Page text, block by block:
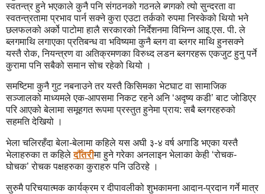
स्वतन्त्र हुने भएकाले कुनै पनि संगठनको गठनले ब्गगको त्यो सुन्दरता वा
स्वतन्त्रतामा प्रभाव पार्न सक्ने कुरा एउटा तर्कको रुपमा निस्केको थियो भने
छलफलको अर्को पाटोमा हालै सरकारको निर्देशनमा विभिन्न आइ.एस. पी. ले
ब्लगमाथि लगाएका प्रतिबन्ध वा भविष्यमा कुनै ब्लग वा ब्लगर माथि हुनसक्ने
यस्तै रोक, नियन्त्रण वा अतिक्रमणका विरुध्द लडन ब्लगरहरू एकजुट हुनु पर्ने
कुरामा पनि सबैको समान सोच रहेको थियो ।
समष्टिमा कुनै गुट नबनाउने तर यस्तै किसिमका भेटघाट वा सामाजिक
सञ्जालको माध्यमले एक-आपसमा निकट रहने अनि ‘अदृष्य कडी’ बाट जोडिएर
परि आएको बेलामा समूहगत रूपमा प्रस्तुत हुनेमा प्राय: सबै ब्लगरहरुको
सहमति देखियो ।
भेला चलिरहँदा बेला-बेलामा कहिले यस अघी ३-४ वर्ष अगाडि भएका यस्तै
भेलाहरुका त कहिलेदौँतरीमा हुने गरेका अनलाइन भेलाका केही ‘रोचक-
घोचक’ रोचक पक्षहरुका कुराहरु पनि उठिरहे ।
सुरुमै परिचयात्मक कार्यक्रम र दीपावलीको शुभकामना आदान-प्रदान गर्ने मात्र